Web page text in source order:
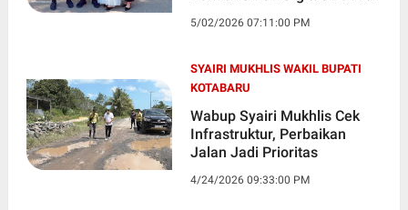
5/02/2026 07:11:00 PM
SYAIRI MUKHLIS WAKIL BUPATI
KOTABARU
Wabup Syairi Mukhlis Cek
Infrastruktur, Perbaikan
Jalan Jadi Prioritas
4/24/2026 09:33:00 PM